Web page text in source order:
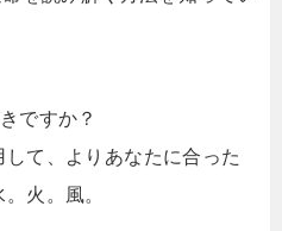
ですか？
て、よりあなたに合った
火。風。